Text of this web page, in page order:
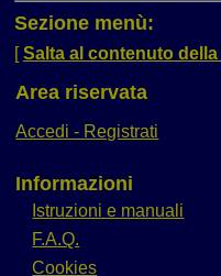
Sezione menù:
[Salta al contenuto
Area riservata
Accedi - Registrati
Informazioni
Istruzioni e manuali
F.A.Q.
Cookies